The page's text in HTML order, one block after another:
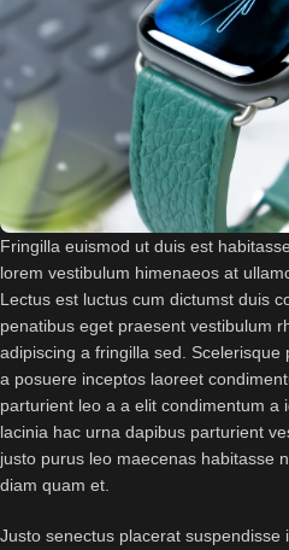
Fringilla euismod ut duis est
lorem vestibulum himenaeos at
Lectus est luctus cum dictumst duis
penatibus eget praesent vestibulum
adipiscing a fringilla sed.
a posuere inceptos laoreet
parturient leo a a elit condimentum a
lacinia hac urna dapibus parturient
justo purus leo maecenas habitasse
diam quam et.
Justo senectus placerat